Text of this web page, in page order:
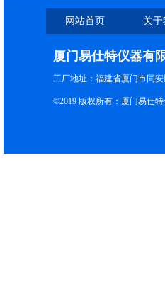
网站首页 关
厦门易仕特仪器有
工厂地址：福建省厦门市同
©2019 版权所有：厦门易仕